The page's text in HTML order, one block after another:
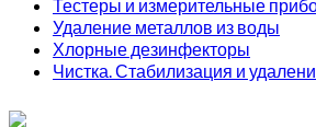
Тестеры и измерительные
Удаление металлов из воды
Хлорные дезинфекторы
Чистка. Стабилизация и